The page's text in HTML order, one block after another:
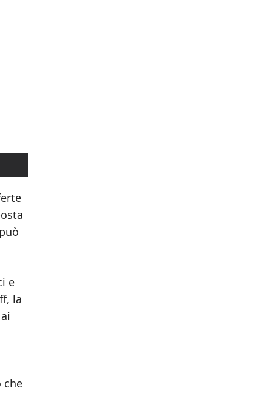
e
la
che